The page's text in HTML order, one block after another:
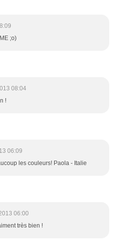
;o)
08:04
!
06:09
les couleurs! Paola - Italie
06:00
très bien !